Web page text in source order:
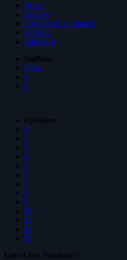
Home
Animes
Love Live! Sunshine!!
Staffel 2
Episode 4
Staffeln:
Filme
1
2
Episoden:
1
2
3
4
5
6
7
8
9
10
11
12
13
Love Live! Sunshine!!